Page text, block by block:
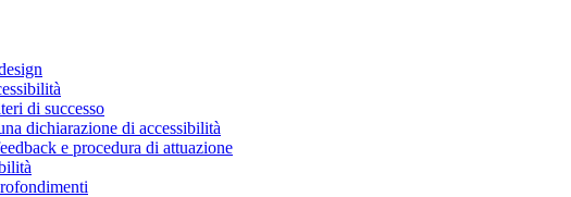
di successo
dichiarazione di accessibilità
e procedura di attuazione